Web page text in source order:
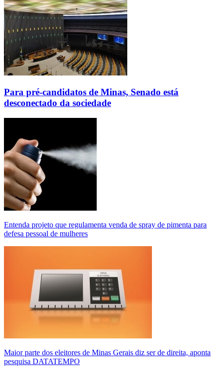
Para pré-candidatos de Minas, Senado está
desconectado da sociedade
Entenda projeto que regulamenta venda de spray de pimenta para
defesa pessoal de mulheres
Maior parte dos eleitores de Minas Gerais diz ser de direita, aponta
pesquisa DATATEMPO